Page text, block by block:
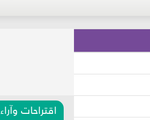
اقتراحات وآراء